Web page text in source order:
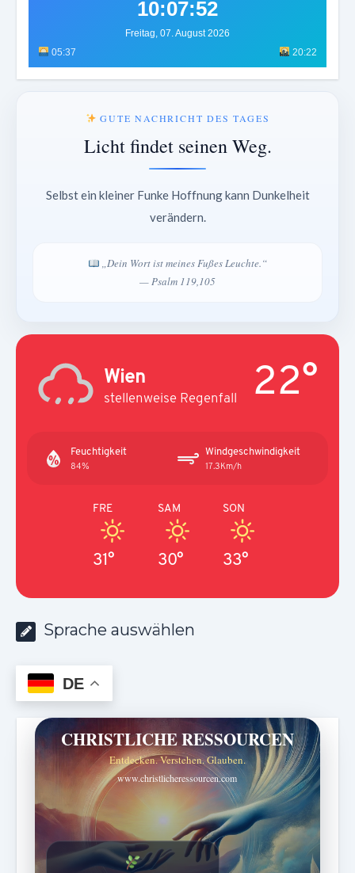
10:07:56
Freitag, 07. August 2026
05:37
20:22
GUTE NACHRICHT DES TAGES
Licht findet seinen Weg.
Selbst ein kleiner Funke Hoffnung kann Dunkelheit
verändern.
„Dein Wort ist meines Fußes Leuchte.“
— Psalm 119,105
Wien
stellenweise Regenfall 22°
Feuchtigkeit
84%
Windgeschwindigkeit
17.3Km/h
FRE
31°
SAM
30°
SON
33°
Sprache auswählen
DE
CHRISTLICHE RESSOURCEN
Entdecken. Verstehen. Glauben.
www.christlicheressourcen.com